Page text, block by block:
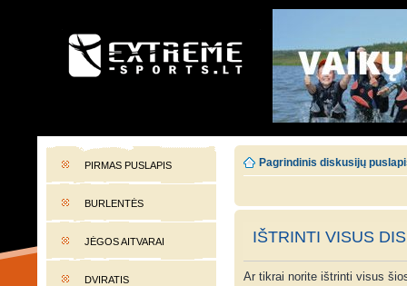
EXTREME-SPORTS.LT
PIRMAS PUSLAPIS
BURLENTĖS
JĖGOS AITVARAI
DVIRATIS
Pagrindinis diskusijų
IŠTRINTI VISUS
Ar tikrai norite ištrinti visus